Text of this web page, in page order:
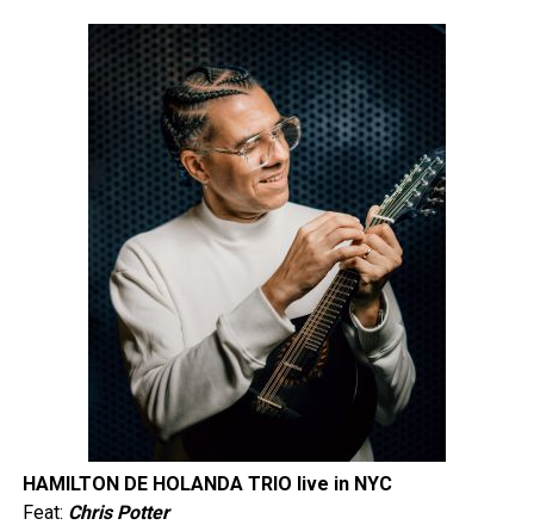
HAMILTON DE HOLANDA TRIO live in NYC
Feat: Chris Potter